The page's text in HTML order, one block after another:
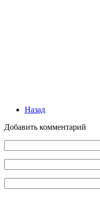
Назад
Добавить комментарий